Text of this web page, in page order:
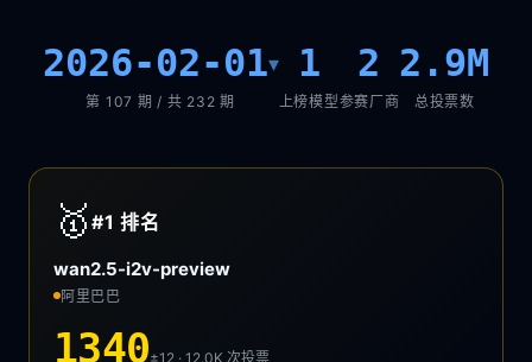
2026-02-01▾
第 107 期 / 共 232 期
1
上榜模型
2
参赛厂商
2.9M
总投票数
🥇 #1排名
wan2.5-i2v-preview
阿里巴巴
1340±12 · 12.0K次投票